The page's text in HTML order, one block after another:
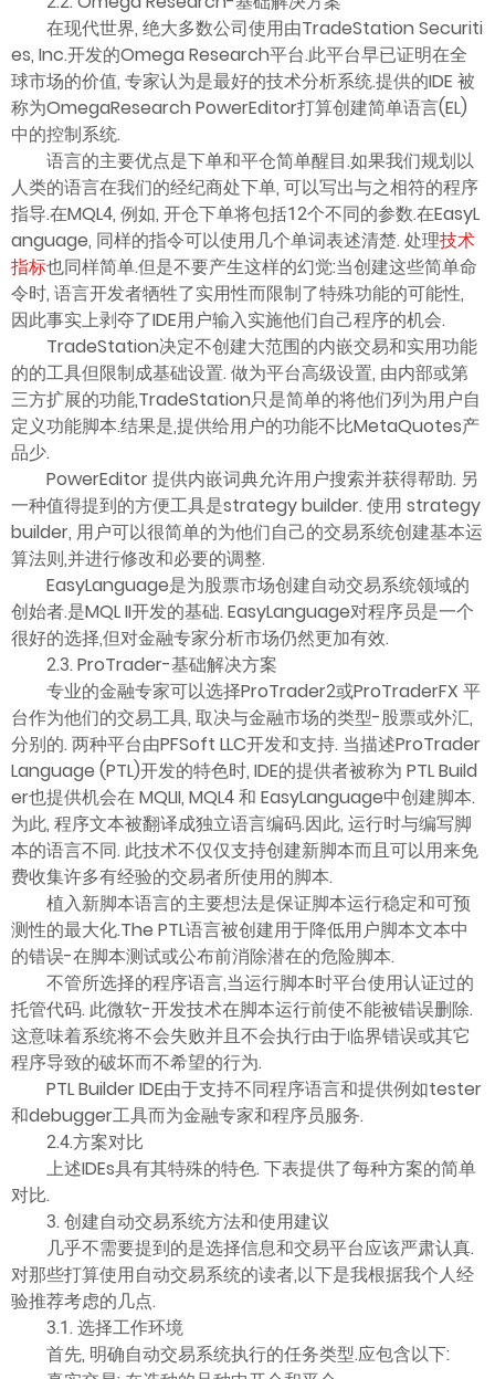
在现代世界, 绝大多数公司使用由TradeStation Securiti
es, Inc.开发的Omega Research平台.此平台早已证明在全
球市场的价值, 专家认为是最好的技术分析系统.提供的IDE 被
称为OmegaResearch PowerEditor打算创建简单语言(EL)
中的控制系统.
语言的主要优点是下单和平仓简单醒目.如果我们规划以
人类的语言在我们的经纪商处下单, 可以写出与之相符的程序
指导.在MQL4, 例如, 开仓下单将包括12个不同的参数.在EasyL
anguage, 同样的指令可以使用几个单词表述清楚. 处理技术
指标也同样简单.但是不要产生这样的幻觉:当创建这些简单命
令时, 语言开发者牺牲了实用性而限制了特殊功能的可能性,
因此事实上剥夺了IDE用户输入实施他们自己程序的机会.
TradeStation决定不创建大范围的内嵌交易和实用功能
的的工具但限制成基础设置. 做为平台高级设置, 由内部或第
三方扩展的功能,TradeStation只是简单的将他们列为用户自
定义功能脚本.结果是,提供给用户的功能不比MetaQuotes产
品少.
PowerEditor 提供内嵌词典允许用户搜索并获得帮助. 另
一种值得提到的方便工具是strategy builder. 使用 strategy
builder, 用户可以很简单的为他们自己的交易系统创建基本运
算法则,并进行修改和必要的调整.
EasyLanguage是为股票市场创建自动交易系统领域的
创始者.是MQL II开发的基础. EasyLanguage对程序员是一个
很好的选择,但对金融专家分析市场仍然更加有效.
2.3. ProTrader-基础解决方案
专业的金融专家可以选择ProTrader2或ProTraderFX 平
台作为他们的交易工具, 取决与金融市场的类型-股票或外汇,
分别的. 两种平台由PFSoft LLC开发和支持. 当描述ProTrader
Language (PTL)开发的特色时, IDE的提供者被称为 PTL Build
er也提供机会在 MQLII, MQL4 和 EasyLanguage中创建脚本.
为此, 程序文本被翻译成独立语言编码.因此, 运行时与编写脚
本的语言不同. 此技术不仅仅支持创建新脚本而且可以用来免
费收集许多有经验的交易者所使用的脚本.
植入新脚本语言的主要想法是保证脚本运行稳定和可预
测性的最大化.The PTL语言被创建用于降低用户脚本文本中
的错误-在脚本测试或公布前消除潜在的危险脚本.
不管所选择的程序语言,当运行脚本时平台使用认证过的
托管代码. 此微软-开发技术在脚本运行前使不能被错误删除.
这意味着系统将不会失败并且不会执行由于临界错误或其它
程序导致的破坏而不希望的行为.
PTL Builder IDE由于支持不同程序语言和提供例如tester
和debugger工具而为金融专家和程序员服务.
2.4.方案对比
上述IDEs具有其特殊的特色. 下表提供了每种方案的简单
对比.
3. 创建自动交易系统方法和使用建议
几乎不需要提到的是选择信息和交易平台应该严肃认真.
对那些打算使用自动交易系统的读者,以下是我根据我个人经
验推荐考虑的几点.
3.1. 选择工作环境
首先, 明确自动交易系统执行的任务类型.应包含以下: